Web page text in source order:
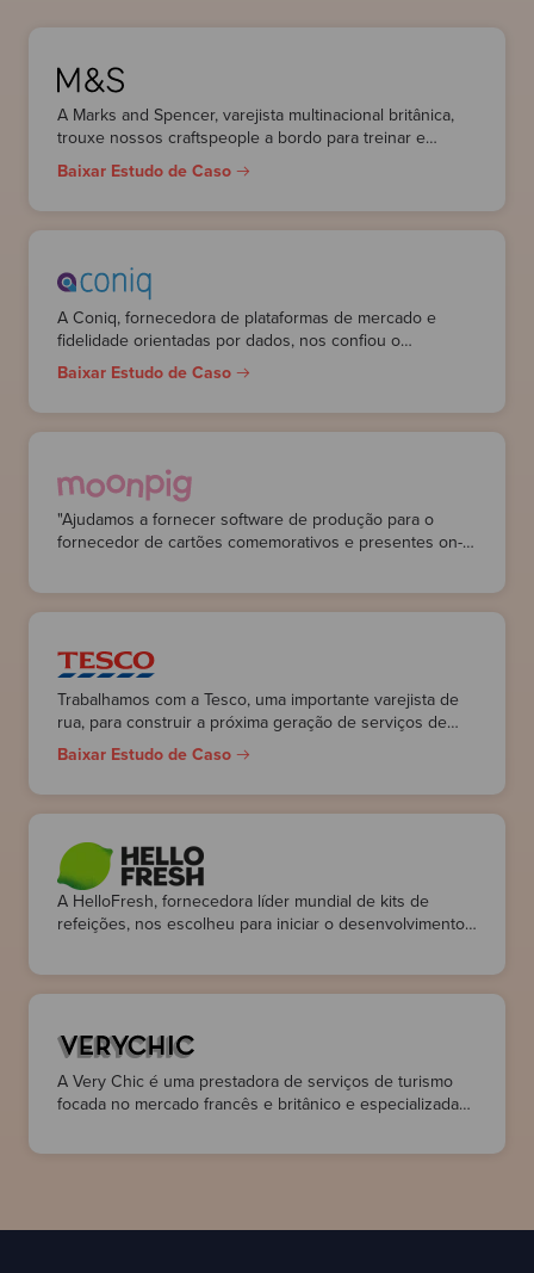
A Marks and Spencer, varejista multinacional britânica,
trouxe nossos craftspeople a bordo para treinar e
aumentar o conhecimento técnico e as práticas em suas
equipes de desenvolvimento.
As práticas que introduzimos foram posteriormente
Baixar Estudo de Caso
A Coniq, fornecedora de plataformas de mercado e
fidelidade orientadas por dados, nos confiou o
desenvolvimento de aplicativos ePOS que permitem que
cartões e vouchers para seus clientes.
Baixar Estudo de Caso
"Ajudamos a fornecer software de produção para o
fornecedor de cartões comemorativos e presentes on-
software. "
Trabalhamos com a Tesco, uma importante varejista de
rua, para construir a próxima geração de serviços de
previsão de fornecimento e entrega em domicílio, ao
equipes.
Baixar Estudo de Caso
A HelloFresh, fornecedora líder mundial de kits de
refeições, nos escolheu para iniciar o desenvolvimento
para seus clientes em todo o mundo.
A Very Chic é uma prestadora de serviços de turismo
focada no mercado francês e britânico e especializada